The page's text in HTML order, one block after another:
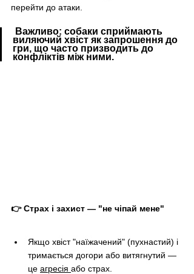
перейти до атаки.
виляючий хвіст як запрошення до
гри, що часто призводить до
конфліктів між ними.
👉 Страх і захист — "не чіпай мене"
Якщо хвіст "наїжачений" (пухнастий) і
тримається догори або витягнутий —
це агресія або страх.